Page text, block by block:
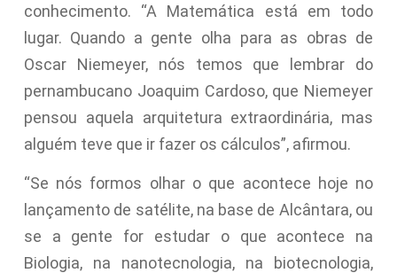
conhecimento. “A Matemática está em todo
lugar. Quando a gente olha para as obras de
Oscar Niemeyer, nós temos que lembrar do
pernambucano Joaquim Cardoso, que Niemeyer
pensou aquela arquitetura extraordinária, mas
alguém teve que ir fazer os cálculos”, afirmou.
“Se nós formos olhar o que acontece hoje no
lançamento de satélite, na base de Alcântara, ou
se a gente for estudar o que acontece na
Biologia, na nanotecnologia, na biotecnologia,